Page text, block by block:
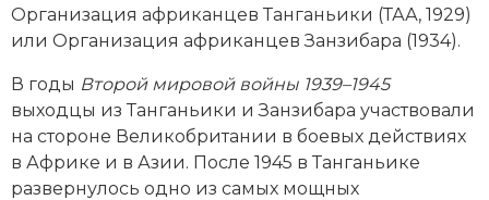
Организация африканцев Танганьики (ТАА, 1929)
или Организация африканцев Занзибара (1934).
В годы Второй мировой вой­ны 1939–1945
выходцы из Танганьики и Занзибара участвовали
на стороне Великобритании в боевых действиях
в Африке и в Азии. После 1945 в Танганьике
развернулось одно из самых мощных